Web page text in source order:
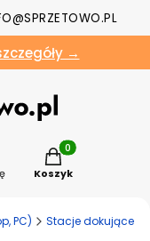
→
Produkty w
Koszyk
PC) Stacje dokujące